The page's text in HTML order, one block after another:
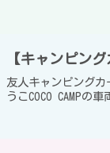
【キャンピング
友人キャンピング
うこCOCO CAMP